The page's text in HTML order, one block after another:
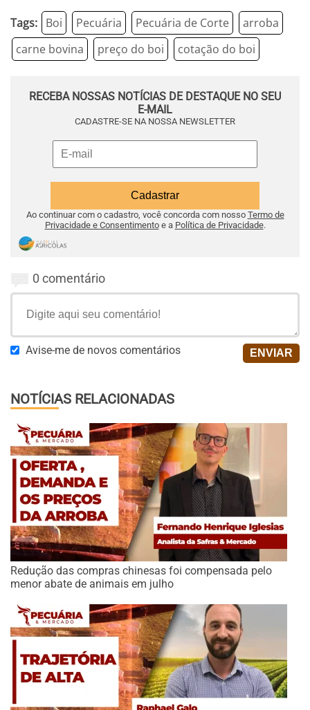
Tags: Boi Pecuária Pecuária de Corte
arroba
carne bovina
preço do boi cotação do boi
RECEBA NOSSAS NOTÍCIAS DE DESTAQUE NO SEU
E-MAIL
CADASTRE-SE NA NOSSA NEWSLETTER
Ao continuar com o cadastro, você concorda com nosso Termo de
Privacidade e Consentimentoe a Política de Privacidade.
0 comentário
Avise-me de novos comentários
NOTÍCIAS RELACIONADAS
Redução das compras chinesas foi compensada pelo
menor abate de animais em julho